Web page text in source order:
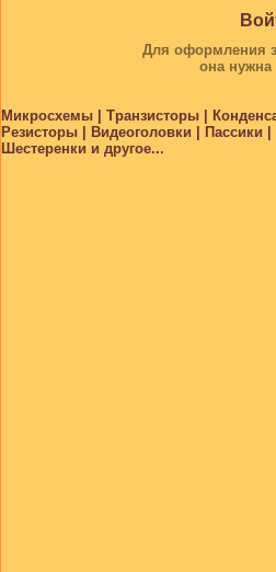
Для оформления
она
Микросхемы | Транзисторы |
Резисторы | Видеоголовки |
Шестеренки и другое...